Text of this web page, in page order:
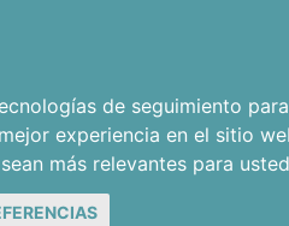
de seguimiento
experiencia en el sitio
más relevantes para usted